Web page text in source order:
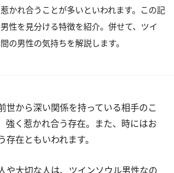
かれ合うことが多いといわれます。この記
性を見分ける特徴を紹介。併せて、ツイ
の男性の気持ちを解説します。
世から深い関係を持っている相手のこ
強く惹かれ合う存在。また、時にはお
在ともいわれます。
や大切な人は、ツインソウル男性なの